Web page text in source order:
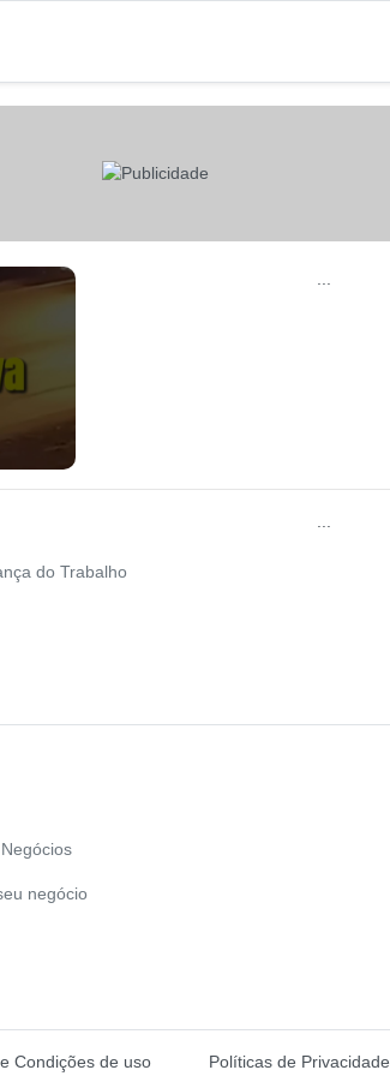
do Trabalho
negócio
Condições de uso Políticas de Privacidade